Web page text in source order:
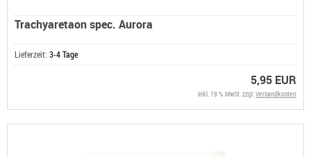
Trachyaretaon spec. Aurora
Lieferzeit: 3-4 Tage
5,95 EUR
inkl. 19 % MwSt. zzgl.Versandkosten